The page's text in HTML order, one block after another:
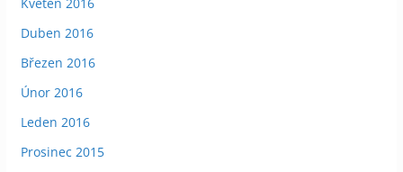
Duben 2016
Březen 2016
Únor 2016
Leden 2016
Prosinec 2015